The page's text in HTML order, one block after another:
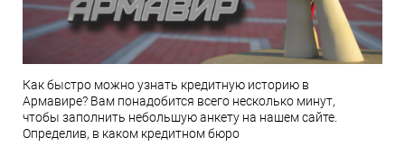
Как быстро можно узнать кредитную историю в
Армавире? Вам понадобится всего несколько минут,
чтобы заполнить небольшую анкету на нашем сайте.
Определив, в каком кредитном бюро